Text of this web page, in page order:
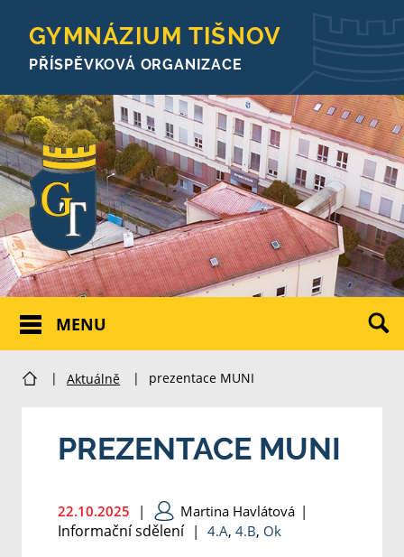
GYMNÁZIUM TIŠNOV
PŘÍSPĚVKOVÁ ORGANIZACE
MENU
| Aktuálně | prezentace MUNI
PREZENTACE MUNI
22.10.2025 | Martina Havlátová |
Informační sdělení | 4.A,4.B, Ok